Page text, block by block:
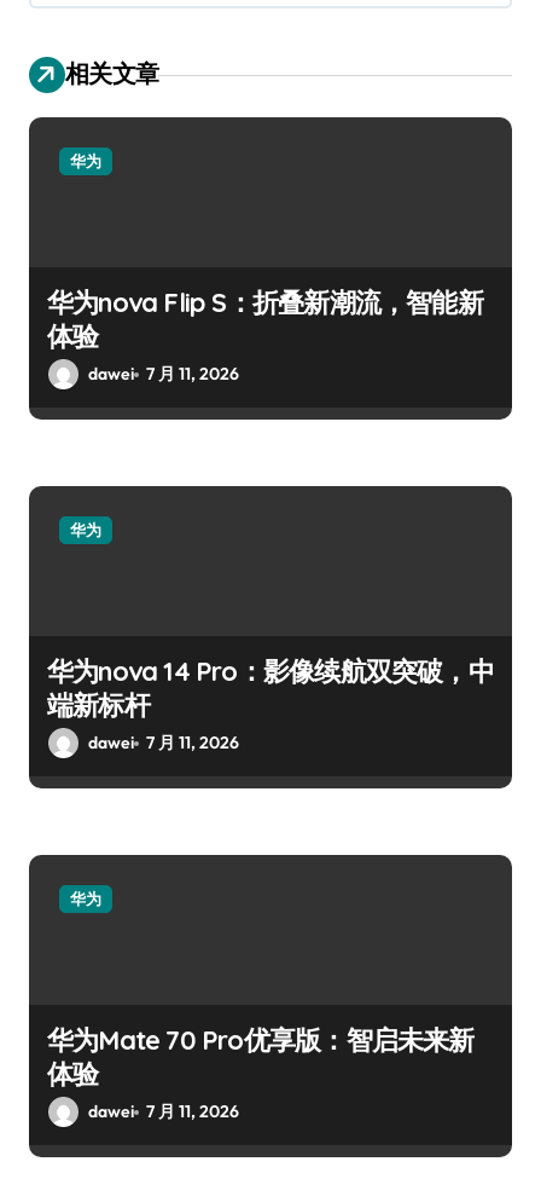
相关文章
华为
华为nova Flip S：折叠新潮流，智能新
体验
dawei 7 月 11, 2026
华为
华为nova 14 Pro：影像续航双突破，中
端新标杆
dawei 7 月 11, 2026
华为
华为Mate 70 Pro优享版：智启未来新
体验
dawei 7 月 11, 2026